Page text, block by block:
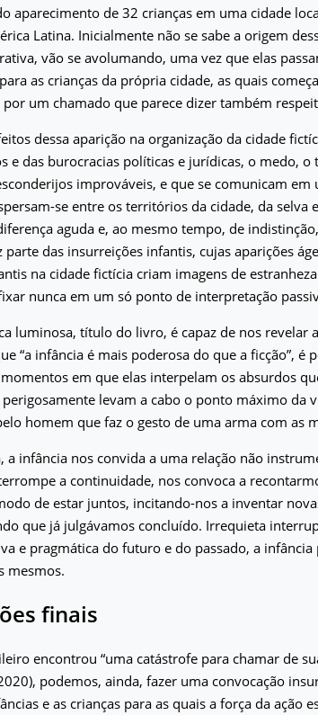
aparecimento de 32 crianças em uma cidade
Latina. Inicialmente não se sabe a origem
vão se avolumando, uma vez que elas
as crianças da própria cidade, as quais
um chamado que parece dizer também
dessa aparição na organização da cidade
e das burocracias políticas e jurídicas, o medo, o
improváveis, e que se comunicam
se entre os territórios da cidade, da selva
aguda e, ao mesmo tempo, de
das insurreições infantis, cujas aparições
na cidade fictícia criam imagens de
nunca em um só ponto de interpretação
luminosa, título do livro, é capaz de nos revelar
“a infância é mais poderosa do que a ficção”, é
em que elas interpelam os absurdos
levam a cabo o ponto máximo da
homem que faz o gesto de uma arma com as
a infância nos convida a uma relação não
a continuidade, nos convoca a
de estar juntos, incitando-nos a inventar
que já julgávamos concluído. Irrequieta
e pragmática do futuro e do passado, a
mesmos.
finais
encontrou “uma catástrofe para chamar de
podemos, ainda, fazer uma convocação
e as crianças para as quais a força da ação